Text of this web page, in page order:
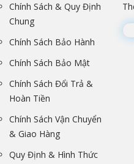
Chính Sách & Quy Định
Chung
Chính Sách Bảo Hành
Chính Sách Bảo Mật
Chính Sách Đổi Trả &
Hoàn Tiền
Chính Sách Vận Chuyển
& Giao Hàng
Quy Định & Hình Thức